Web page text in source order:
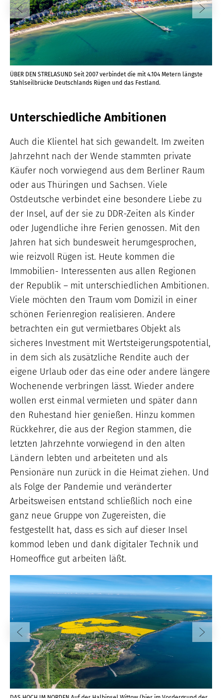
ÜBER DEN STRELASUND Seit 2007 verbindet die mit 4.104 Metern längste
Stahlseilbrücke Deutschlands Rügen und das Festland.
Unterschiedliche Ambitionen
Auch die Klientel hat sich gewandelt. Im zweiten
Jahrzehnt nach der Wende stammten private
Käufer noch vorwiegend aus dem Berliner Raum
oder aus Thüringen und Sachsen. Viele
Ostdeutsche verbindet eine besondere Liebe zu
der Insel, auf der sie zu DDR-Zeiten als Kinder
oder Jugendliche ihre Ferien genossen. Mit den
Jahren hat sich bundesweit herumgesprochen,
wie reizvoll Rügen ist. Heute kommen die
Immobilien- Interessenten aus allen Regionen
der Republik – mit unterschiedlichen Ambitionen.
Viele möchten den Traum vom Domizil in einer
schönen Ferienregion realisieren. Andere
betrachten ein gut vermietbares Objekt als
sicheres Investment mit Wertsteigerungspotential,
in dem sich als zusätzliche Rendite auch der
eigene Urlaub oder das eine oder andere längere
Wochenende verbringen lässt. Wieder andere
wollen erst einmal vermieten und später dann
den Ruhestand hier genießen. Hinzu kommen
Rückkehrer, die aus der Region stammen, die
letzten Jahrzehnte vorwiegend in den alten
Ländern lebten und arbeiteten und als
Pensionäre nun zurück in die Heimat ziehen. Und
als Folge der Pandemie und veränderter
Arbeitsweisen entstand schließlich noch eine
ganz neue Gruppe von Zugereisten, die
festgestellt hat, dass es sich auf dieser Insel
kommod leben und dank digitaler Technik und
Homeoffice gut arbeiten läßt.